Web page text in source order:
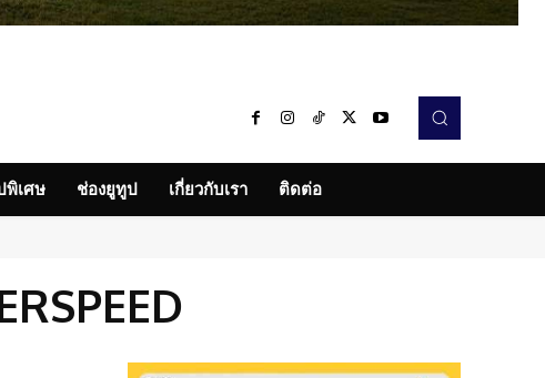
พิเศษ ช่องยูทูป เกี่ยวกับเรา ติดต่อ